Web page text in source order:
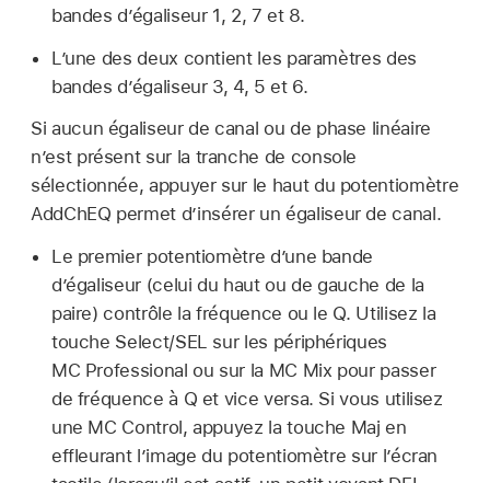
bandes d’égaliseur 1, 2, 7 et 8.
L’une des deux contient les paramètres des
bandes d’égaliseur 3, 4, 5 et 6.
Si aucun égaliseur de canal ou de phase linéaire
n’est présent sur la tranche de console
sélectionnée, appuyer sur le haut du potentiomètre
AddChEQ permet d’insérer un égaliseur de canal.
Le premier potentiomètre d’une bande
d’égaliseur (celui du haut ou de gauche de la
paire) contrôle la fréquence ou le Q. Utilisez la
touche Select/SEL sur les périphériques
MC Professional ou sur la MC Mix pour passer
de fréquence à Q et vice versa. Si vous utilisez
une MC Control, appuyez la touche Maj en
effleurant l’image du potentiomètre sur l’écran